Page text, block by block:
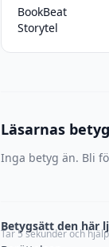
BookBeat
Storytel
Läsarnas betyg
Inga betyg än. Bli
Betygsätt den här
Tar 5 sekunder och